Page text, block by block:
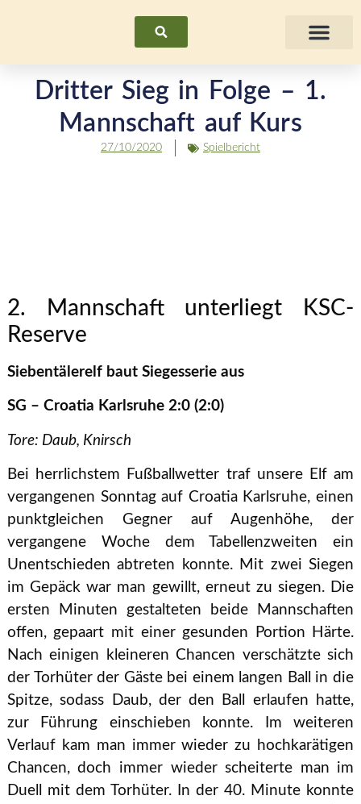
Suchen
Dritter Sieg in Folge – 1.
Mannschaft auf Kurs
27/10/2020 Spielbericht
2. Mannschaft unterliegt KSC-
Reserve
Siebentälerelf baut Siegesserie aus
SG – Croatia Karlsruhe 2:0 (2:0)
Tore: Daub, Knirsch
Bei herrlichstem Fußballwetter traf unsere Elf am
vergangenen Sonntag auf Croatia Karlsruhe, einen
punktgleichen Gegner auf Augenhöhe, der
vergangene Woche dem Tabellenzweiten ein
Unentschieden abtreten konnte. Mit zwei Siegen
im Gepäck war man gewillt, erneut zu siegen. Die
ersten Minuten gestalteten beide Mannschaften
offen, gepaart mit einer gesunden Portion Härte.
Nach einigen kleineren Chancen verschätzte sich
der Torhüter der Gäste bei einem langen Ball in die
Spitze, sodass Daub, der den Ball erlaufen hatte,
zur Führung einschieben konnte. Im weiteren
Verlauf kam man immer wieder zu hochkarätigen
Chancen, doch immer wieder scheiterte man im
Duell mit dem Torhüter. In der 40. Minute konnte